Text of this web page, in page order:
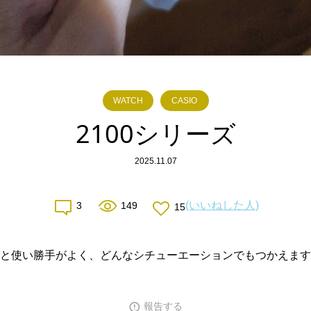
WATCH CASIO
2100シリーズ
2025.11.07
3 149 15(いいねした人)
使い勝手がよく、どんなシチューエーションでもつかえま
報告する